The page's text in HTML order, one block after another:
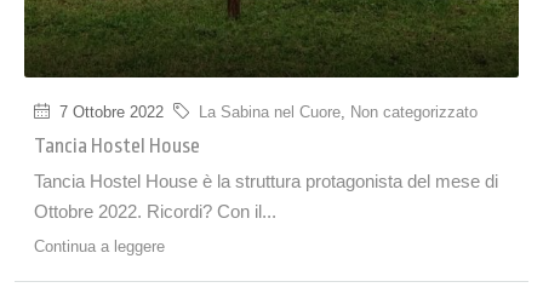
7 Ottobre 2022 La Sabina nel Cuore, Non categorizzato
Tancia Hostel House
Tancia Hostel House è la struttura protagonista del mese di
Ottobre 2022. Ricordi? Con il...
Continua a leggere